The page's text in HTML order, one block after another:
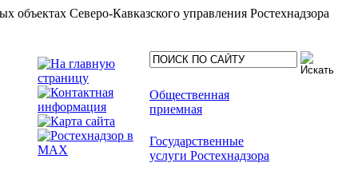
Северо-Кавказского управления Ростехнадзора
Общественная
приемная
Государственные
услуги Ростехнадзора